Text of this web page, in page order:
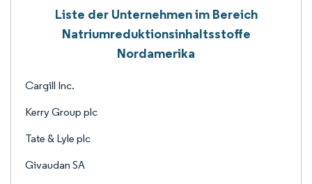
Liste der Unternehmen im Bereich
Natriumreduktionsinhaltsstoffe
Nordamerika
Cargill Inc.
Kerry Group plc
Tate & Lyle plc
Givaudan SA